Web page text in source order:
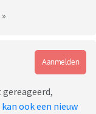
»
Aanmelden
kan ook een nieuw